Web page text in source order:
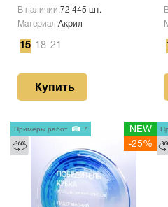
В наличии:72 445 шт.
Материал:Акрил
15 18 21
Купить
NEW
-25%
Примеры работ 7